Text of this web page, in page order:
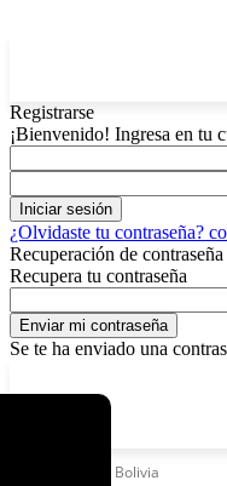
Registrarse
¡Bienvenido! Ingresa en tu
¿Olvidaste tu contraseña?
Recuperación de contraseña
Recupera tu contraseña
Se te ha enviado una
ATT Bolivia